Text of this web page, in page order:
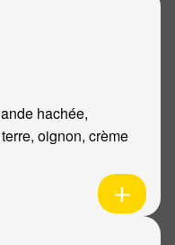
hachée,
oignon, crème